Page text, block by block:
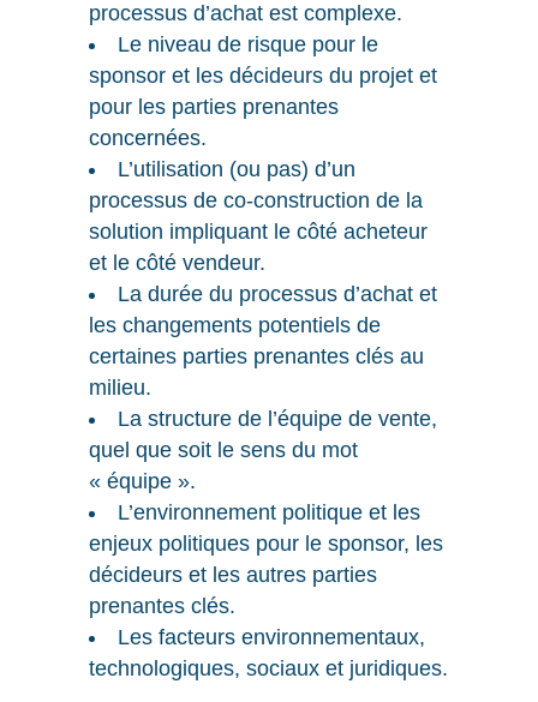
processus d’achat est complexe.
Le niveau de risque pour le
sponsor et les décideurs du projet et
pour les parties prenantes
concernées.
L’utilisation (ou pas) d’un
processus de co-construction de la
solution impliquant le côté acheteur
et le côté vendeur.
La durée du processus d’achat et
les changements potentiels de
certaines parties prenantes clés au
milieu.
La structure de l’équipe de vente,
quel que soit le sens du mot
« équipe ».
L’environnement politique et les
enjeux politiques pour le sponsor, les
décideurs et les autres parties
prenantes clés.
Les facteurs environnementaux,
technologiques, sociaux et juridiques.